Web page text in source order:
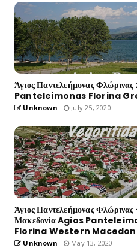
Άγιος Παντελεήμονας
Panteleimonas Florina
Unknown July 25, 2020
Άγιος Παντελεήμονας Φλώρινας
Μακεδονία Agios
Florina Western
Unknown May 13, 2020